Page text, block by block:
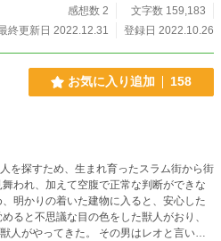
いいたします。（2023/12/28 記）
感想数 2
文字数 159,183
終更新日 2022.12.31
登録日 2022.10.26
お気に入り追加 158
を探すため、生まれ育ったスラム街から街
われ、加えて空腹で正常な判断ができな
明かりの着いた建物に入ると、安心した
人がやってきた。 その男はレオと言い、